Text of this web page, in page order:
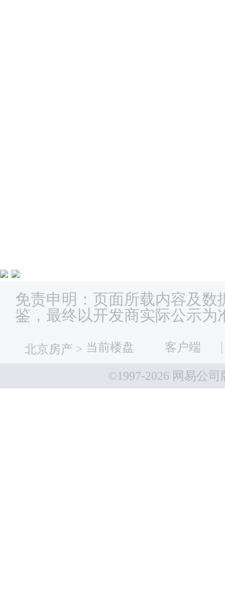
免责申明：页面所载内容及数
鉴，最终以开发商实际公示为
北京房产 > 当前楼盘 客户端
©1997-2026 网易公